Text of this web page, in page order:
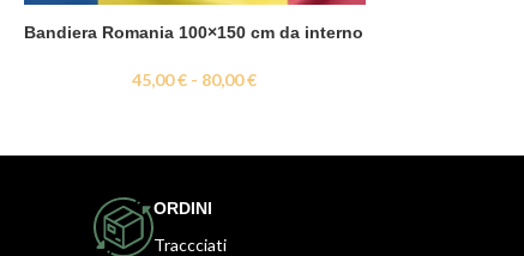
Bandiera Romania 100×150 cm da interno
45,00€ - 80,00€
ORDINI
Traccciati